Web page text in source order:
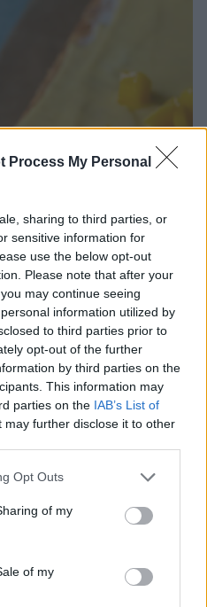
Process My Personal
sharing to third parties, or
sensitive information for
use the below opt-out
Please note that after your
may continue seeing
information utilized by
to third parties prior to
opt-out of the further
by third parties on the
This information may
parties on the IAB’s List of
may further disclose it to other
Opt Outs
of my
of my